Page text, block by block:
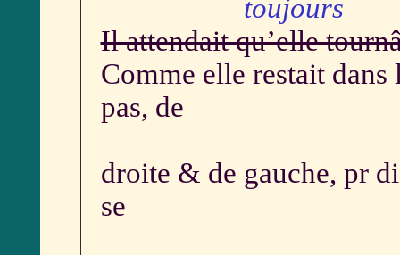
toujours
Il attendait qu’elle
Comme elle restait
pas, de
droite & de gauche, pr
se